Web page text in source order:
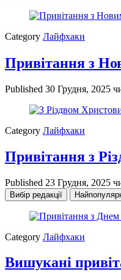
Category Лайфхаки
Привітання з
Published 30 Грудня, 2025
Category Лайфхаки
Привітання з
Published 23 Грудня, 2025
Вибір редакції
Category Лайфхаки
Вишукані